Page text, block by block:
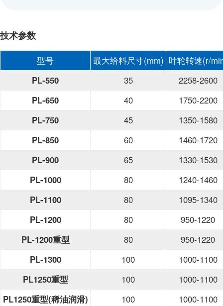
技术参数
型号 最大给料尺寸(mm) 叶轮转速(r/
PL-550
35
2258-2600
PL-650
40
1750-2200
PL-750
45
1350-1580
PL-850
60
1460-1720
PL-900
65
1330-1530
PL-1000
80
1240-1460
PL-1100
80
1095-1340
PL-1200
80
950-1220
PL-1200重型
80
950-1220
PL-1300
100
1000-1100
PL1250重型
100
1000-1100
PL1250重型(稀油润滑)
100 1000-1100